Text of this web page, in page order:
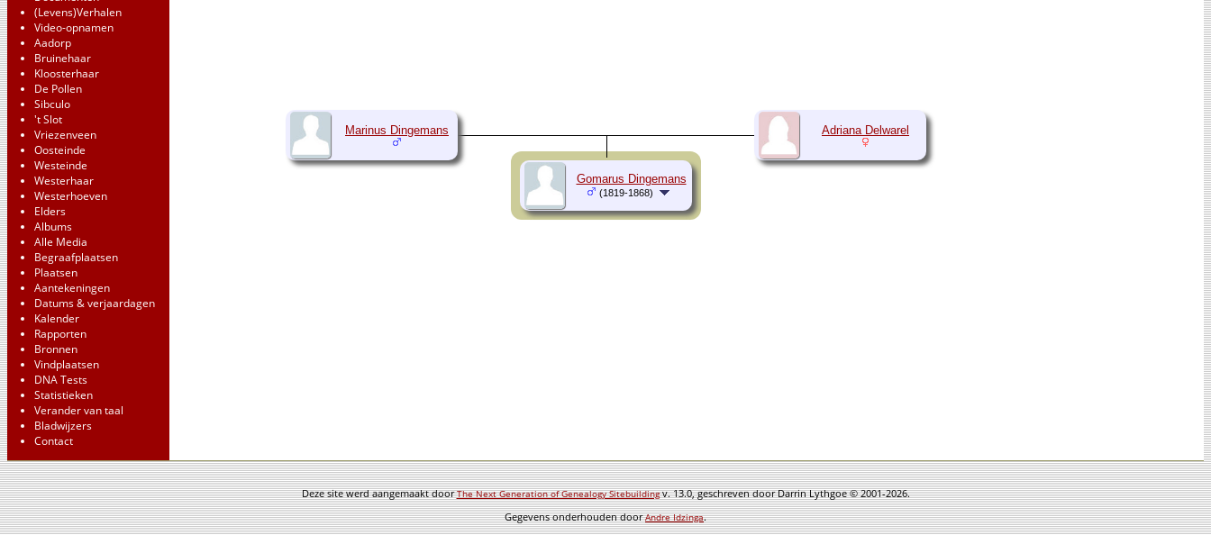
(Levens)Verhalen
Video-opnamen
Aadorp
Bruinehaar
Kloosterhaar
De Pollen
Sibculo
't Slot
Vriezenveen
Oosteinde
Westeinde
Westerhaar
Westerhoeven
Elders
Albums
Alle Media
Begraafplaatsen
Plaatsen
Aantekeningen
Datums & verjaardagen
Kalender
Rapporten
Bronnen
Vindplaatsen
DNA Tests
Statistieken
Verander van taal
Bladwijzers
Contact
Marinus Dingemans Adriana Delwarel
Gomarus Dingemans
(1819-1868)
Deze site werd aangemaakt doorThe Next Generation of Genealogy Sitebuildingv. 13.0, geschreven door Darrin Lythgoe © 2001-2026.
Gegevens onderhouden doorAndre Idzinga.